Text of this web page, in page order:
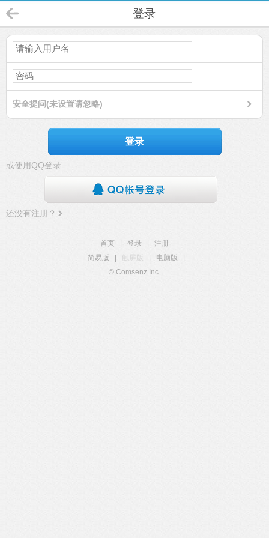
登录
安全提问(未设置请忽略)
登录
或使用QQ登录
还没有注册？
首页 登录
注册
简易版
触屏版 电脑版
© Comsenz Inc.